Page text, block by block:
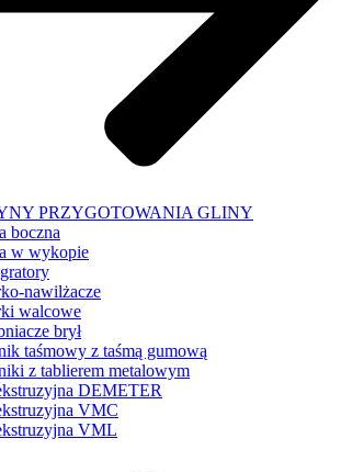
PRZYGOTOWANIA GLINY
boczna
w wykopie
nawilżacze
walcowe
brył
taśmowy z taśmą gumową
z tablierem metalowym
DEMETER
VMC
VML